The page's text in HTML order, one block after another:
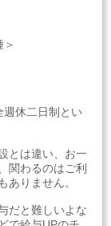
週休二日制とい
とは違い、お一
関わるのはご利
ありません。
だと難しいよな